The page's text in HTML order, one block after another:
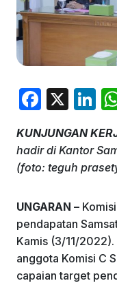
F
c
e
o
o
k
X
Li
k
e
n
KUNJUNGAN
hadir di Kantor
(foto: teguh
UNGARAN –
pendapatan
Kamis (3/11/
anggota Komisi C
capaian target